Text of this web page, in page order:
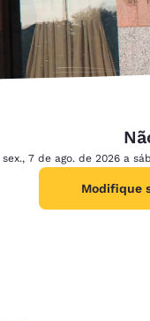
sex., 7 de ago. de 2026 a
Modifique